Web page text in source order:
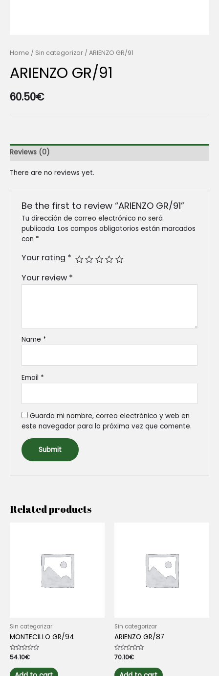
Home / Sin categorizar / ARIENZO GR/91
ARIENZO GR/91
60.50€
Reviews (0)
There are no reviews yet.
Be the first to review “ARIENZO GR/91”
Tu dirección de correo electrónico no será
publicada. Los campos obligatorios están marcados
con *
Your rating *
Your review *
Name *
Email *
Guarda mi nombre, correo electrónico y web en
este navegador para la próxima vez que comente.
Related products
Sin categorizar
MONTECILLO GR/94
Rated
0
out
of
54.10€
Sin categorizar
ARIENZO GR/87
Rated
0
out
of
70.10€